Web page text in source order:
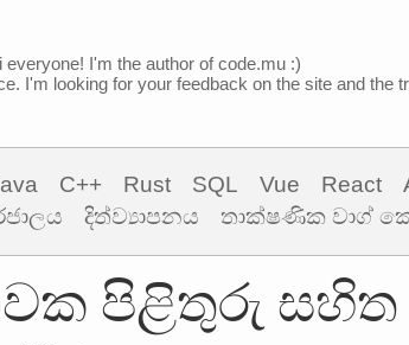
everyone! I'm the author of code.mu :)
I'm looking for your feedback on the site and the
C++ Rust SQL Vue React
දිත්ව්‍යාපනය තාක්ෂණික වාග්
පිළිතුරු